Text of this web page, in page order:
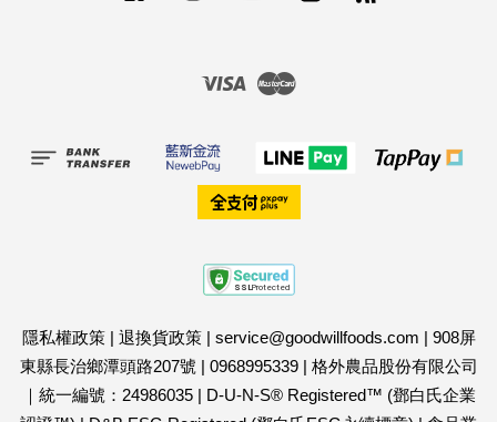
Visa
隱私權政策| 退換貨政策| service@goodwillfoods.com | 908屏
東縣長治鄉潭頭路207號 | 0968995339| 格外農品股份有限公司
｜統一編號：24986035| D-U-N-S® Registered™ (鄧白氏企業